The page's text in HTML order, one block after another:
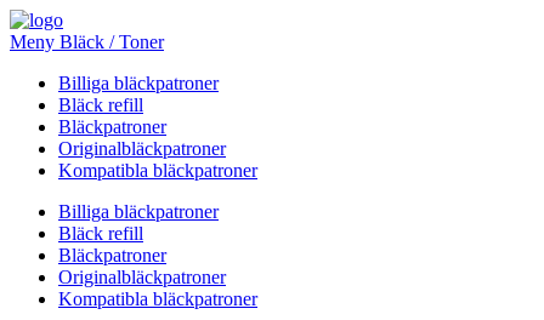
Meny Bläck / Toner
Billiga bläckpatroner
Bläck refill
Bläckpatroner
Originalbläckpatroner
Kompatibla bläckpatroner
Billiga bläckpatroner
Bläck refill
Bläckpatroner
Originalbläckpatroner
Kompatibla bläckpatroner